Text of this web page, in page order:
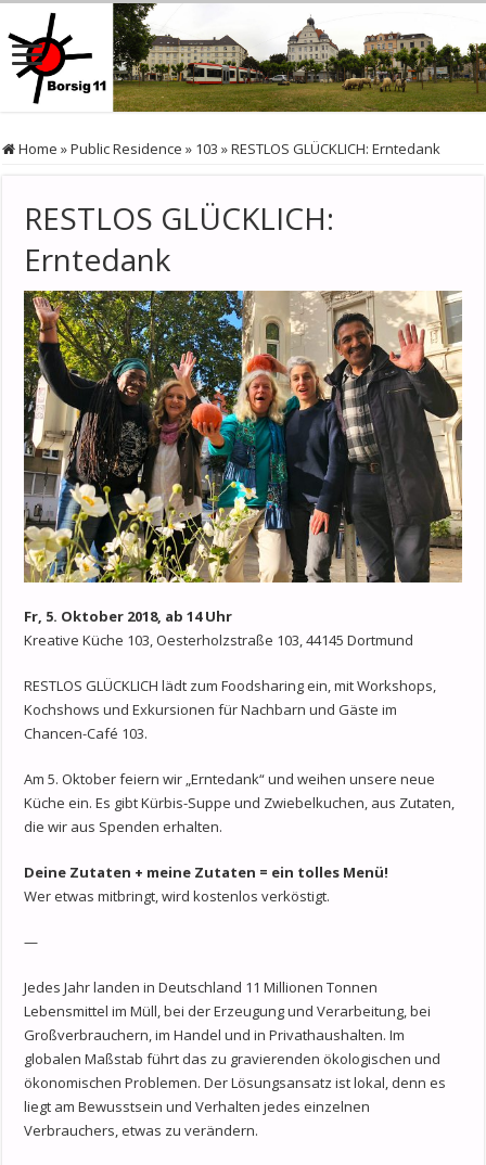
Home »Public Residence » 103 »RESTLOS GLÜCKLICH: Erntedank
RESTLOS GLÜCKLICH:
Erntedank
Fr, 5. Oktober 2018, ab 14 Uhr
Kreative Küche 103, Oesterholzstraße 103, 44145 Dortmund
RESTLOS GLÜCKLICH lädt zum Foodsharing ein, mit Workshops,
Kochshows und Exkursionen für Nachbarn und Gäste im
Chancen-Café 103.
Am 5. Oktober feiern wir „Erntedank“ und weihen unsere neue
Küche ein. Es gibt Kürbis-Suppe und Zwiebelkuchen, aus Zutaten,
die wir aus Spenden erhalten.
Deine Zutaten + meine Zutaten = ein tolles Menü!
Wer etwas mitbringt, wird kostenlos verköstigt.
—
Jedes Jahr landen in Deutschland 11 Millionen Tonnen
Lebensmittel im Müll, bei der Erzeugung und Verarbeitung, bei
Großverbrauchern, im Handel und in Privathaushalten. Im
globalen Maßstab führt das zu gravierenden ökologischen und
ökonomischen Problemen. Der Lösungsansatz ist lokal, denn es
liegt am Bewusstsein und Verhalten jedes einzelnen
Verbrauchers, etwas zu verändern.